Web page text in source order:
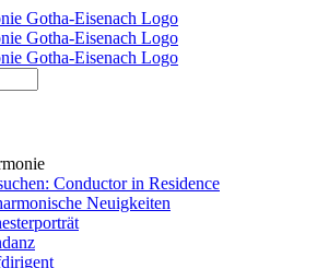
Conductor in Residence
Neuigkeiten